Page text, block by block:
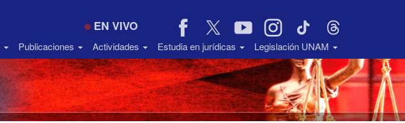
EN VIVO
Publicaciones Actividades Estudia en jurídicas Legislación UNAM